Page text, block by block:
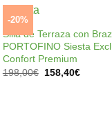
-20%
+
Silla de Terraza con
PORTOFINO Siesta
Confort Premium
198,00€ El
158,40€El